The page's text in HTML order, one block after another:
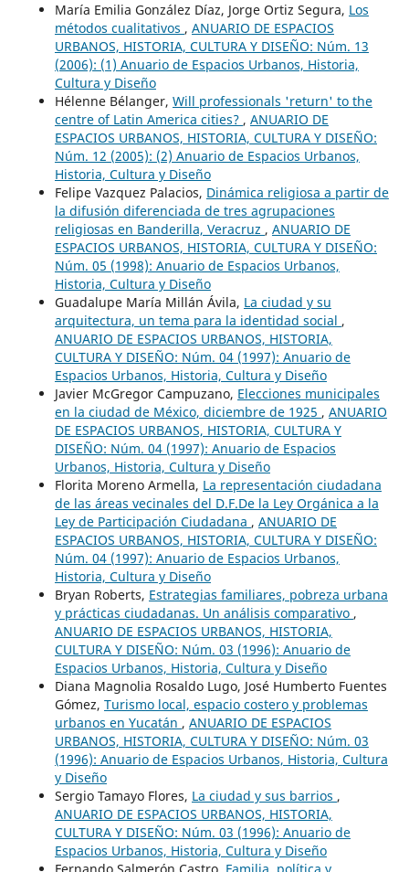
María Emilia González Díaz, Jorge Ortiz Segura, Los
métodos cualitativos , ANUARIO DE ESPACIOS
URBANOS, HISTORIA, CULTURA Y DISEÑO: Núm. 13
(2006): (1) Anuario de Espacios Urbanos, Historia,
Cultura y Diseño
Hélenne Bélanger, Will professionals 'return' to the
centre of Latin America cities? , ANUARIO DE
ESPACIOS URBANOS, HISTORIA, CULTURA Y DISEÑO:
Núm. 12 (2005): (2) Anuario de Espacios Urbanos,
Historia, Cultura y Diseño
Felipe Vazquez Palacios, Dinámica religiosa a partir de
la difusión diferenciada de tres agrupaciones
religiosas en Banderilla, Veracruz , ANUARIO DE
ESPACIOS URBANOS, HISTORIA, CULTURA Y DISEÑO:
Núm. 05 (1998): Anuario de Espacios Urbanos,
Historia, Cultura y Diseño
Guadalupe María Millán Ávila, La ciudad y su
arquitectura, un tema para la identidad social ,
ANUARIO DE ESPACIOS URBANOS, HISTORIA,
CULTURA Y DISEÑO: Núm. 04 (1997): Anuario de
Espacios Urbanos, Historia, Cultura y Diseño
Javier McGregor Campuzano, Elecciones municipales
en la ciudad de México, diciembre de 1925 , ANUARIO
DE ESPACIOS URBANOS, HISTORIA, CULTURA Y
DISEÑO: Núm. 04 (1997): Anuario de Espacios
Urbanos, Historia, Cultura y Diseño
Florita Moreno Armella, La representación ciudadana
de las áreas vecinales del D.F.De la Ley Orgánica a la
Ley de Participación Ciudadana , ANUARIO DE
ESPACIOS URBANOS, HISTORIA, CULTURA Y DISEÑO:
Núm. 04 (1997): Anuario de Espacios Urbanos,
Historia, Cultura y Diseño
Bryan Roberts, Estrategias familiares, pobreza urbana
y prácticas ciudadanas. Un análisis comparativo ,
ANUARIO DE ESPACIOS URBANOS, HISTORIA,
CULTURA Y DISEÑO: Núm. 03 (1996): Anuario de
Espacios Urbanos, Historia, Cultura y Diseño
Diana Magnolia Rosaldo Lugo, José Humberto Fuentes
Gómez, Turismo local, espacio costero y problemas
urbanos en Yucatán , ANUARIO DE ESPACIOS
URBANOS, HISTORIA, CULTURA Y DISEÑO: Núm. 03
(1996): Anuario de Espacios Urbanos, Historia, Cultura
y Diseño
Sergio Tamayo Flores, La ciudad y sus barrios ,
ANUARIO DE ESPACIOS URBANOS, HISTORIA,
CULTURA Y DISEÑO: Núm. 03 (1996): Anuario de
Espacios Urbanos, Historia, Cultura y Diseño